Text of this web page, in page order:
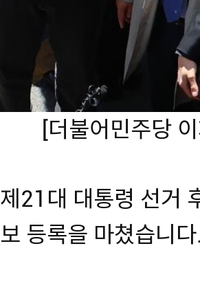
[더불어민주당
제21대 대통령 선거
보 등록을 마쳤습니다.